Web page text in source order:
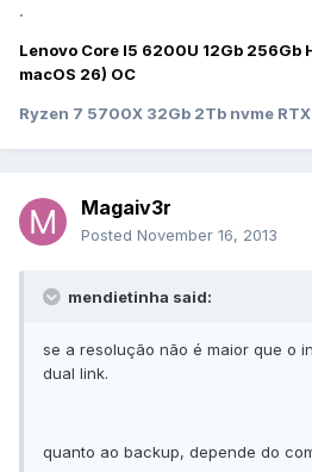
.
Lenovo Core I5 6200U 12Gb 256Gb
macOS 26) OC
Ryzen 7 5700X 32Gb 2Tb nvme
Magaiv3r
Posted November 16, 2013
mendietinha said:
se a resolução não é maior que o
dual link.
quanto ao backup, depende do